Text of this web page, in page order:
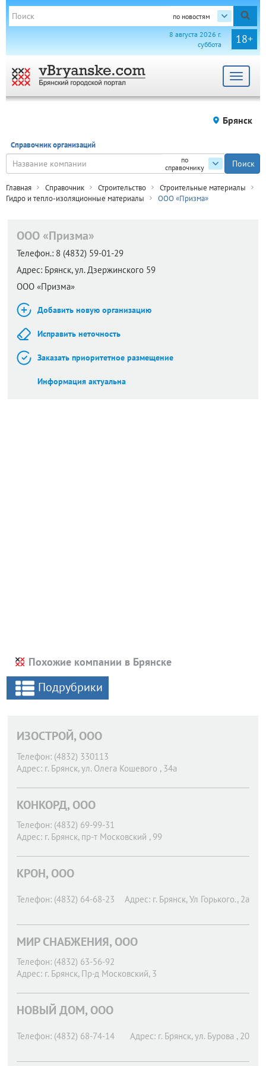
по новостям
18+
8 августа 2026 г.
суббота
Toggle
Брянск
Справочник организаций
по
справочнику
Главная Справочник Строительство
Строительные материалы
Гидро и тепло-изоляционные материалы
ООО «Призма»
ООО «Призма»
Телефон.: 8 (4832) 59-01-29
Адрес: Брянск,ул. Дзержинского 59
ООО «Призма»
Добавить новую организацию
Исправить неточность
Заказать приоритетное размещение
Информация актуальна
Похожие компании в Брянске
Подрубрики
ИЗОСТРОЙ, ООО
Телефон: (4832) 330113
Адрес: г. Брянск, ул. Олега Кошевого , 34а
КОНКОРД, ООО
Телефон: (4832) 69-99-31
Адрес: г. Брянск, пр-т Московский , 99
КРОН, ООО
Телефон: (4832) 64-68-23 Адрес: г. Брянск, Ул Горького., 2а
МИР СНАБЖЕНИЯ, ООО
Телефон: (4832) 63-56-92
Адрес: г. Брянск, Пр-д Московский, 3
НОВЫЙ ДОМ, ООО
Телефон: (4832) 68-74-14 Адрес: г. Брянск, ул. Бурова , 20